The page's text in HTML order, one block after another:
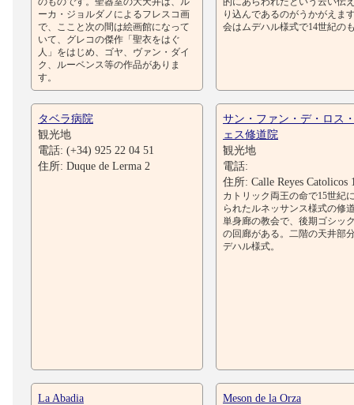
ーカ・ジョルダノによるフレスコ画
で、ここと次の間は絵画館になって
いて、グレコの傑作「聖衣をはぐ
人」をはじめ、ゴヤ、ヴァン・ダイ
ク、ルーベンス等の作品がありま
す。
り込んであるのがうかがえま
会はムデハル様式で14世紀の
タベラ病院
観光地
電話: (+34) 925 22 04 51
住所: Duque de Lerma 2
サン・ファン・デ・ロス
ェス修道院
観光地
電話:
住所: Calle Reyes Catolicos
カトリック両王の命で15世紀
られたルネッサンス様式の修
単身廊の教会で、後期ゴシッ
の回廊がある。二階の天井部
デハル様式。
La Abadia
Meson de la Orza